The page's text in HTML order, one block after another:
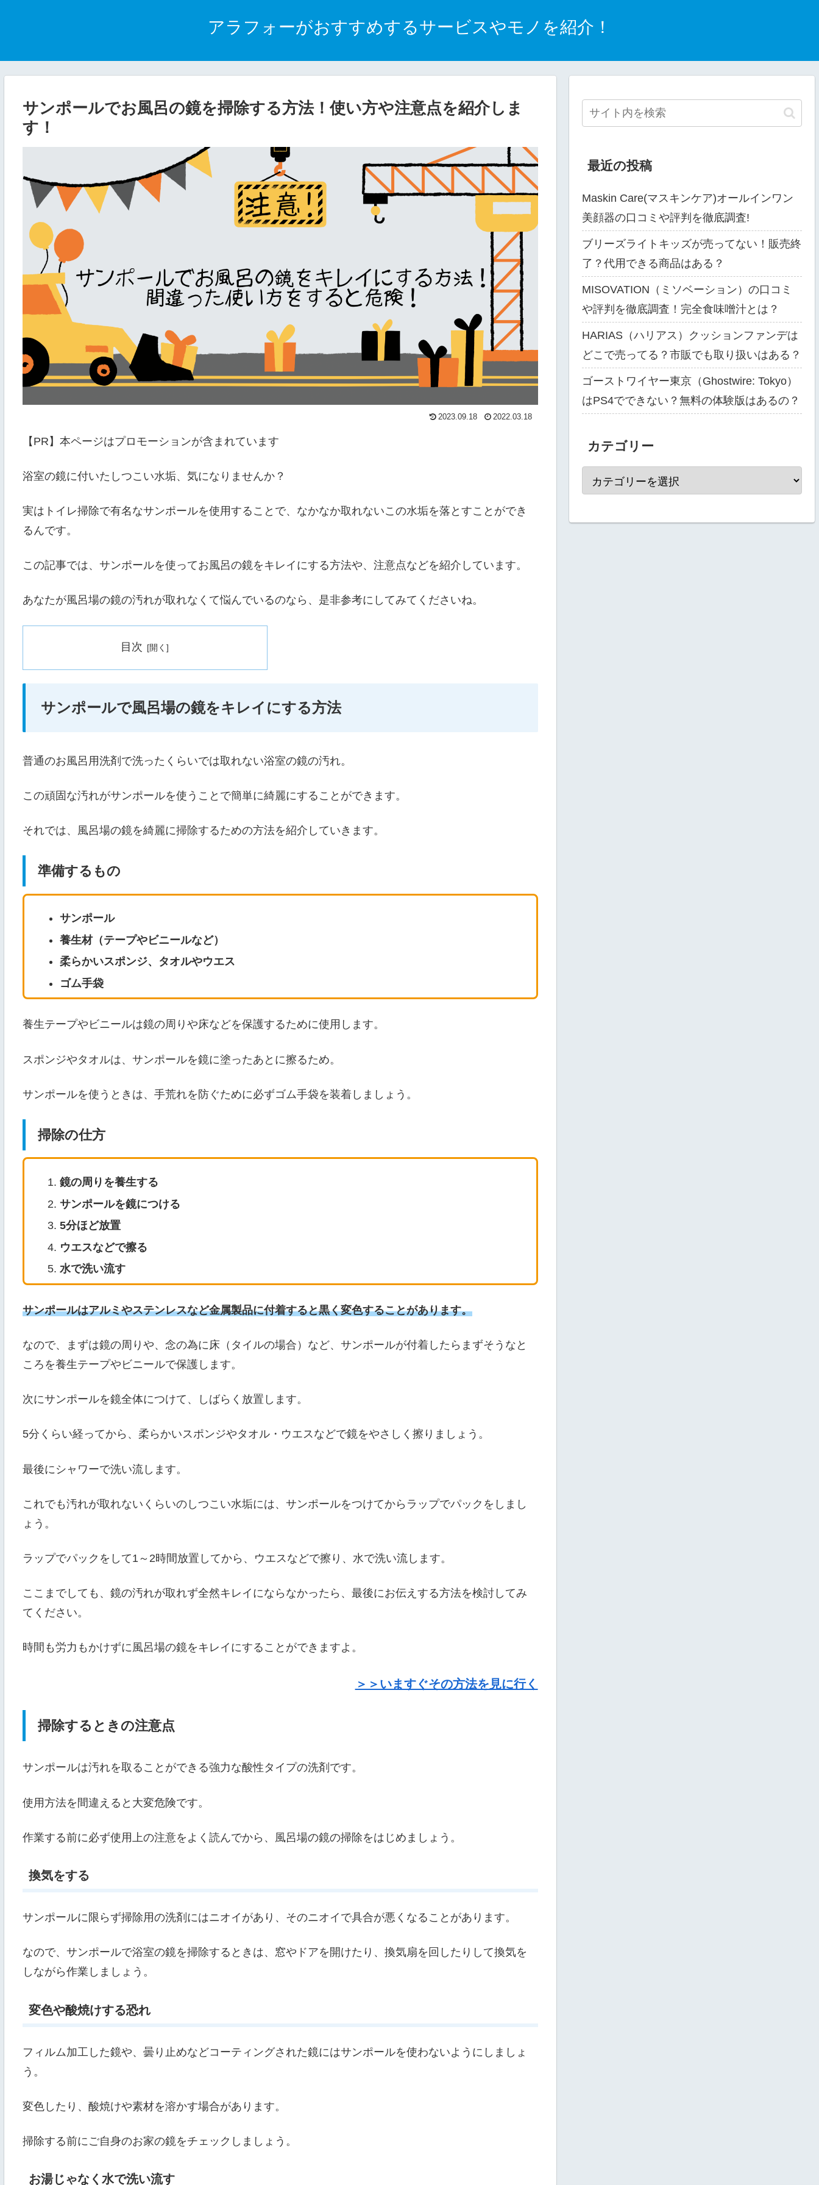
アラフォーがおすすめするサービスやモノを紹介！
サンポールでお風呂の鏡を掃除する方法！使い方や注意点を紹介しま
す！
2023.09.18 2022.03.18
【PR】本ページはプロモーションが含まれています
浴室の鏡に付いたしつこい水垢、気になりませんか？
実はトイレ掃除で有名なサンポールを使用することで、なかなか取れないこの水垢を落とすことができ
るんです。
この記事では、サンポールを使ってお風呂の鏡をキレイにする方法や、注意点などを紹介しています。
あなたが風呂場の鏡の汚れが取れなくて悩んでいるのなら、是非参考にしてみてくださいね。
目次
サンポールで風呂場の鏡をキレイにする方法
普通のお風呂用洗剤で洗ったくらいでは取れない浴室の鏡の汚れ。
この頑固な汚れがサンポールを使うことで簡単に綺麗にすることができます。
それでは、風呂場の鏡を綺麗に掃除するための方法を紹介していきます。
準備するもの
サンポール
養生材（テープやビニールなど）
柔らかいスポンジ、タオルやウエス
ゴム手袋
養生テープやビニールは鏡の周りや床などを保護するために使用します。
スポンジやタオルは、サンポールを鏡に塗ったあとに擦るため。
サンポールを使うときは、手荒れを防ぐために必ずゴム手袋を装着しましょう。
掃除の仕方
鏡の周りを養生する
サンポールを鏡につける
5分ほど放置
ウエスなどで擦る
水で洗い流す
サンポールはアルミやステンレスなど金属製品に付着すると黒く変色することがあります。
なので、まずは鏡の周りや、念の為に床（タイルの場合）など、サンポールが付着したらまずそうなと
ころを養生テープやビニールで保護します。
次にサンポールを鏡全体につけて、しばらく放置します。
5分くらい経ってから、柔らかいスポンジやタオル・ウエスなどで鏡をやさしく擦りましょう。
最後にシャワーで洗い流します。
これでも汚れが取れないくらいのしつこい水垢には、サンポールをつけてからラップでパックをしまし
ょう。
ラップでパックをして1～2時間放置してから、ウエスなどで擦り、水で洗い流します。
ここまでしても、鏡の汚れが取れず全然キレイにならなかったら、最後にお伝えする方法を検討してみ
てください。
時間も労力もかけずに風呂場の鏡をキレイにすることができますよ。
＞＞いますぐその方法を見に行く
掃除するときの注意点
サンポールは汚れを取ることができる強力な酸性タイプの洗剤です。
使用方法を間違えると大変危険です。
作業する前に必ず使用上の注意をよく読んでから、風呂場の鏡の掃除をはじめましょう。
換気をする
サンポールに限らず掃除用の洗剤にはニオイがあり、そのニオイで具合が悪くなることがあります。
なので、サンポールで浴室の鏡を掃除するときは、窓やドアを開けたり、換気扇を回したりして換気を
しながら作業しましょう。
変色や酸焼けする恐れ
フィルム加工した鏡や、曇り止めなどコーティングされた鏡にはサンポールを使わないようにしましょ
う。
変色したり、酸焼けや素材を溶かす場合があります。
掃除する前にご自身のお家の鏡をチェックしましょう。
お湯じゃなく水で洗い流す
最近の投稿
Maskin Care(マスキンケア)オールインワン
美顔器の口コミや評判を徹底調査!
ブリーズライトキッズが売ってない！販売終
了？代用できる商品はある？
MISOVATION（ミソベーション）の口コミ
や評判を徹底調査！完全食味噌汁とは？
HARIAS（ハリアス）クッションファンデは
どこで売ってる？市販でも取り扱いはある？
ゴーストワイヤー東京（Ghostwire: Tokyo）
はPS4でできない？無料の体験版はあるの？
カテゴリー